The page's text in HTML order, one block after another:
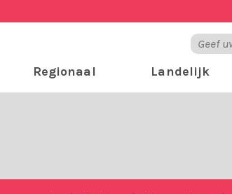
Regionaal Landelijk